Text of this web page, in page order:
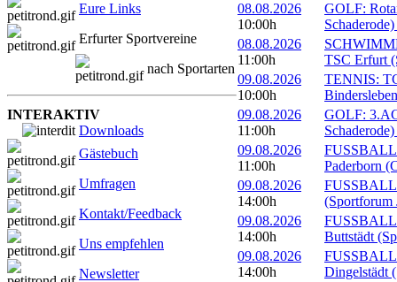
Eure Links
Erfurter Sportvereine
nach Sportarten
INTERAKTIV
Downloads
Gästebuch
Umfragen
Kontakt/Feedback
Uns empfehlen
Newsletter
08.08.2026
10:00h
GOLF:
08.08.2026
11:00h
TSC Erfurt
09.08.2026
10:00h
TENNIS:
09.08.2026
11:00h
GOLF:
09.08.2026
11:00h
Paderborn
09.08.2026
14:00h
(Sportforum
09.08.2026
14:00h
Buttstädt
09.08.2026
14:00h
Dingelstädt